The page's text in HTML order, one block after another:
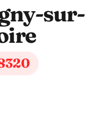
sur-